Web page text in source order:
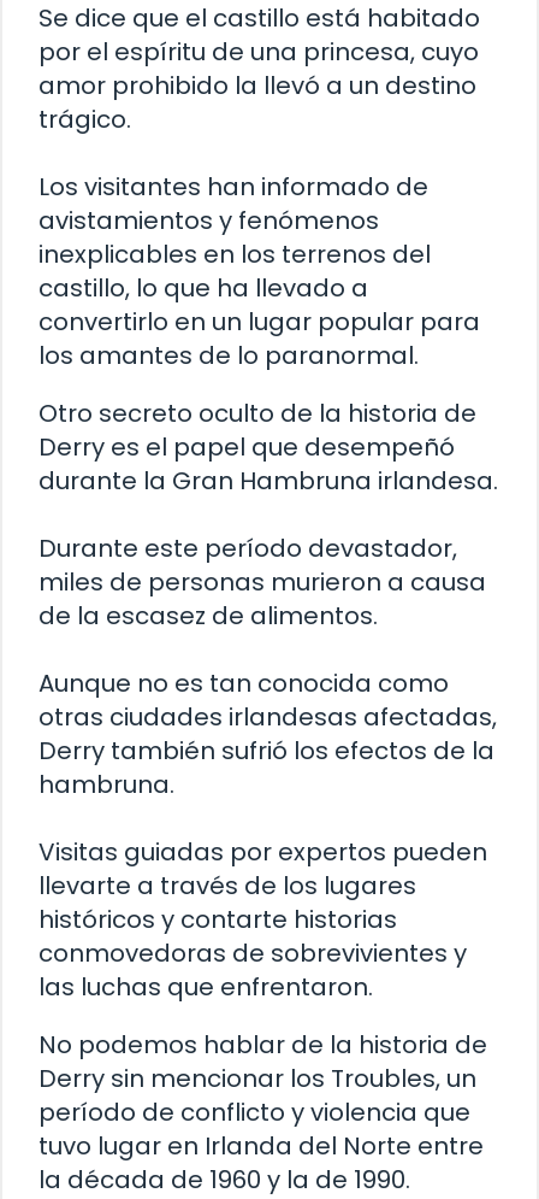
Se dice que el castillo está habitado
por el espíritu de una princesa, cuyo
amor prohibido la llevó a un destino
trágico.
Los visitantes han informado de
avistamientos y fenómenos
inexplicables en los terrenos del
castillo, lo que ha llevado a
convertirlo en un lugar popular para
los amantes de lo paranormal.
Otro secreto oculto de la historia de
Derry es el papel que desempeñó
durante la Gran Hambruna irlandesa.
Durante este período devastador,
miles de personas murieron a causa
de la escasez de alimentos.
Aunque no es tan conocida como
otras ciudades irlandesas afectadas,
Derry también sufrió los efectos de la
hambruna.
Visitas guiadas por expertos pueden
llevarte a través de los lugares
históricos y contarte historias
conmovedoras de sobrevivientes y
las luchas que enfrentaron.
No podemos hablar de la historia de
Derry sin mencionar los Troubles, un
período de conflicto y violencia que
tuvo lugar en Irlanda del Norte entre
la década de 1960 y la de 1990.